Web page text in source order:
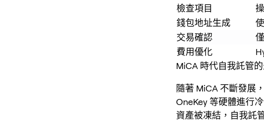
檢查項目
錢包地址生成
交易確認
費用優化
MiCA 時代自我託管
隨著 MiCA 不斷發展
OneKey 等硬體進行
資產被凍結，自我託